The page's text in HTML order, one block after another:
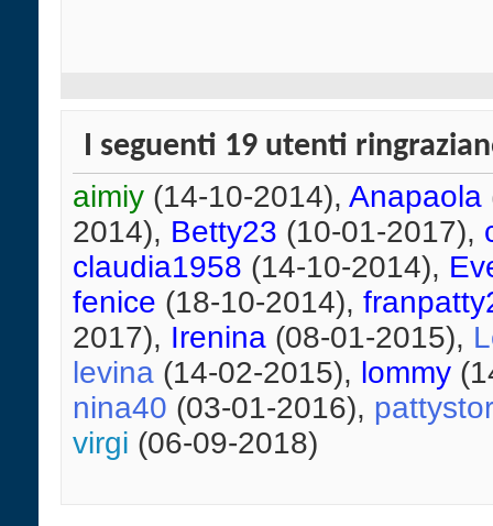
I seguenti 19 utenti
aimiy (14-10-2014), Anapaola
2014), Betty23 (10-01-2017),
claudia1958 (14-10-2014),
fenice (18-10-2014),
2017), Irenina (08-01-2015),
levina (14-02-2015), lommy
nina40 (03-01-2016),
virgi (06-09-2018)